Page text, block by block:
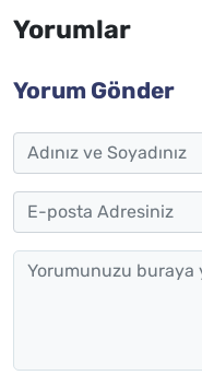
Yorumlar
Yorum Gönder